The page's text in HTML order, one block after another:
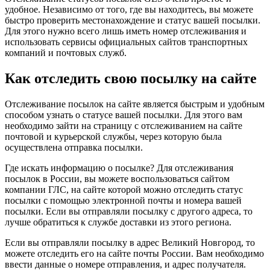
удобное. Независимо от того, где вы находитесь, вы можете
быстро проверить местонахождение и статус вашей посылки.
Для этого нужно всего лишь иметь номер отслеживания и
использовать сервисы официальных сайтов транспортных
компаний и почтовых служб.
Как отследить свою посылку на сайте
Отслеживание посылок на сайте является быстрым и удобным
способом узнать о статусе вашей посылки. Для этого вам
необходимо зайти на страницу с отслеживанием на сайте
почтовой и курьерской службы, через которую была
осуществлена отправка посылки.
Где искать информацию о посылке? Для отслеживания
посылок в России, вы можете воспользоваться сайтом
компании ГЛС, на сайте которой можно отследить статус
посылки с помощью электронной почты и номера вашей
посылки. Если вы отправляли посылку с другого адреса, то
лучше обратиться к службе доставки из этого региона.
Если вы отправляли посылку в адрес Великий Новгород, то
можете отследить его на сайте почты России. Вам необходимо
ввести данные о номере отправления, и адрес получателя.